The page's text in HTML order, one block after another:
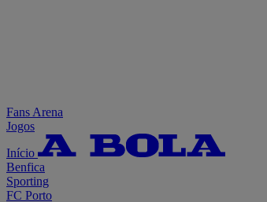
Fans Arena
Jogos
Início
Benfica
Sporting
FC Porto